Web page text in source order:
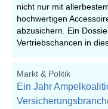
nicht nur mit
hochwertigen
abzusichern. Ein
Vertriebschancen in
Markt & Politik
Ein Jahr